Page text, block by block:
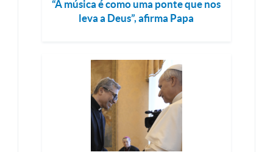
“A música é como uma ponte que nos
leva a Deus”, afirma Papa